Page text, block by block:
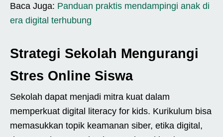
Baca Juga: Panduan praktis mendampingi anak di
era digital terhubung
Strategi Sekolah Mengurangi
Stres Online Siswa
Sekolah dapat menjadi mitra kuat dalam
memperkuat digital literacy for kids. Kurikulum bisa
memasukkan topik keamanan siber, etika digital,